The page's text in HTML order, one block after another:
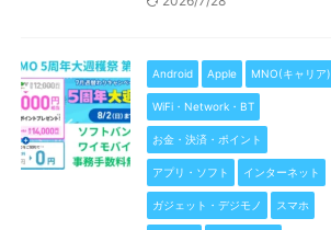
Android Apple MNO(キャリア)
WiFi・Network・BT
お金・決済・ポイント
アプリ・ソフト インターネット
ガジェット・デジモノ スマホ